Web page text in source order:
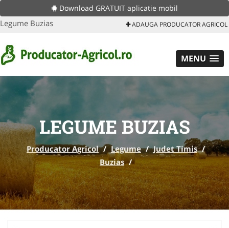
Download GRATUIT aplicatie mobil
Legume Buzias ADAUGA PRODUCATOR AGRICOL
MENU
LEGUME BUZIAS
Producator Agricol / Legume / Judet Timis /
Buzias /